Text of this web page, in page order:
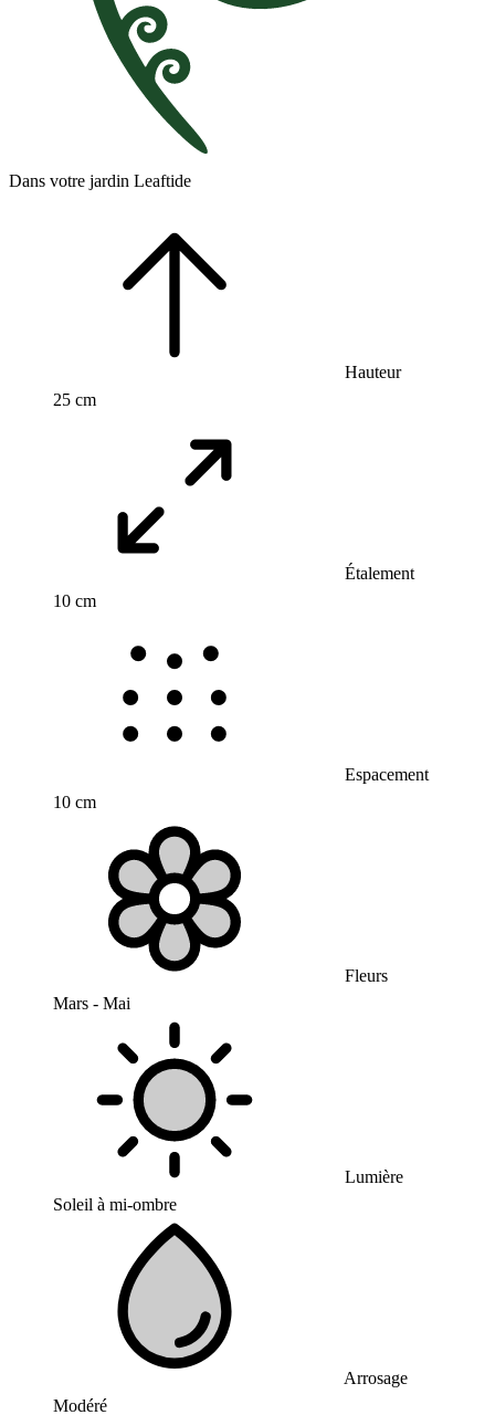
Dans votre jardin Leaftide
Hauteur
25 cm
Étalement
10 cm
Espacement
10 cm
Fleurs
Mars - Mai
Lumière
Soleil à mi-ombre
Arrosage
Modéré